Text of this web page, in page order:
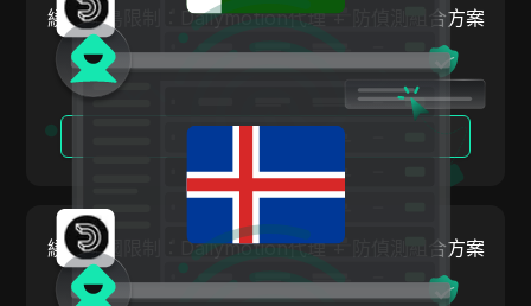
Medium
Mercari
Neteller
Netflix
Newegg
OnlyFans
Outbrain
羅馬尼亞
俄羅斯聯邦
斯洛伐克
瑞典
烏克蘭
繞過冰島限制：Dailymotion代理 + 防偵測組合方案
繞過德國限制：Dailymotion代理 + 防偵測組合方案